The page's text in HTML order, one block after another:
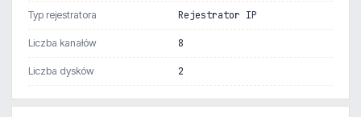
Typ rejestratora Rejestrator IP
Liczba kanałów 8
Liczba dysków 2